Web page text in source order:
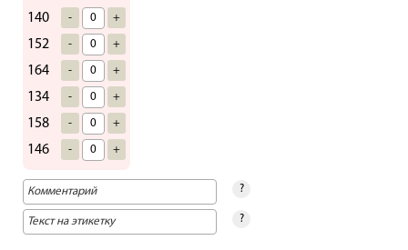
140 - +
152 - +
164 - +
134 - +
158 - +
146 - +
?
?